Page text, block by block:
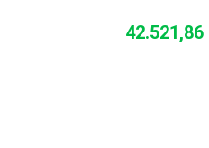
42.521,86